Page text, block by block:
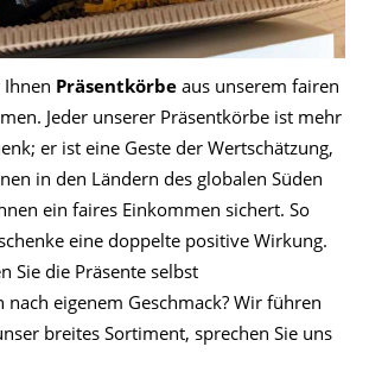
Präsentkörbe aus unserem fairen
Jeder unserer Präsentkörbe ist mehr
er ist eine Geste der Wertschätzung,
in den Ländern des globalen Süden
ein faires Einkommen sichert. So
eine doppelte positive Wirkung.
Sie die Präsente selbst
eigenem Geschmack? Wir führen
breites Sortiment, sprechen Sie uns